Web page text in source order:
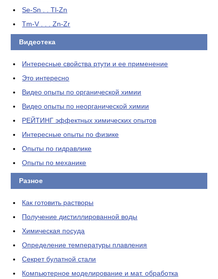
Se-Sn . . Tl-Zn
Tm-V . . . Zn-Zr
Видеотека
Интересные свойства ртути и ее применение
Это интересно
Видео опыты по органической химии
Видео опыты по неорганической химии
РЕЙТИНГ эффектных химических опытов
Интересные опыты по физике
Опыты по гидравлике
Опыты по механике
Разное
Как готовить растворы
Получение дистиллированной воды
Химическая посуда
Определение температуры плавления
Секрет булатной стали
Компьютерное моделирование и мат. обработка